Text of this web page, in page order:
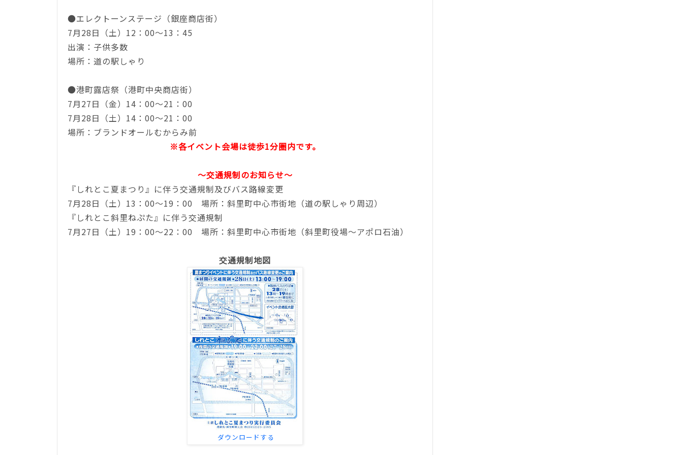
●エレクトーンステージ（銀座商店街）
7月28日（土）12：00～13：45
出演：子供多数
場所： 道の駅しゃり
●港町露店祭（港町中央商店街）
7月27日（金）14：00～21：00
7月28日（土）14：00～21：00
場所：ブランドオールむからみ前
※各イベント会場は徒歩1分圏内です。
～交通規制のお知らせ～
『しれとこ夏まつり』に伴う交通規制及びバス路線変更
7月28日（土）13：00～19：00 場所： 斜里町中心市街地（道の駅しゃり周辺）
『しれとこ斜里ねぷた』に伴う交通規制
7月27日（土）19：00～22：00 場所： 斜里町中心市街地（斜里町役場～アポロ石油）
交通規制地図
ダウンロードする